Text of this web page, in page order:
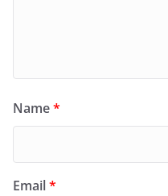
Name*
Email*